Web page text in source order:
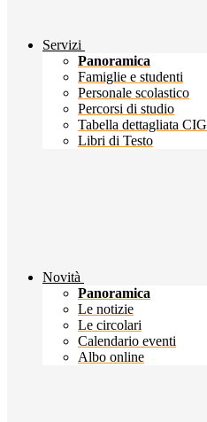
Servizi
Panoramica
Famiglie e studenti
Personale scolastico
Percorsi di studio
Tabella dettagliata CIG
Libri di Testo
Novità
Panoramica
Le notizie
Le circolari
Calendario eventi
Albo online